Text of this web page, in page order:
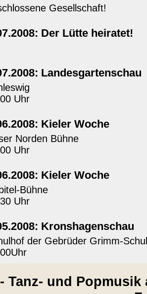
Gesellschaft!
Der Lütte heiratet!
Landesgartenschau
Uhr
Kieler Woche
Norden Bühne
Uhr
Kieler Woche
Bühne
Uhr
Kronshagenschau
der Gebrüder Grimm-
Tanz- und